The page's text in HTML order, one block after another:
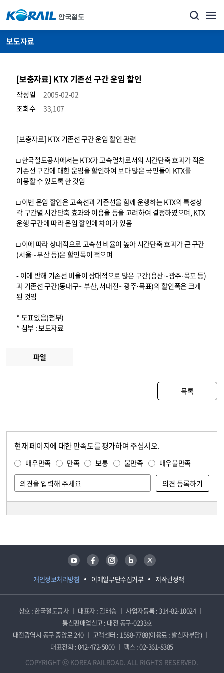
보도자료
[보충자료] KTX 기존선 구간 운임 할인
작성일
2005-02-02
조회수
33,107
뉴스·홍보_보도자료 상세보기 – 내용, 파일, 담당자 연락처로 구성
[보충자료] KTX 기존선 구간 운임 할인 관련
□ 한국철도공사에서는 KTX가 고속열차로서의 시간단축 효과가 적은
기존선 구간에 대한 운임을 할인하여 보다 많은 국민들이 KTX를
이용할 수 있도록 한 것임
□ 이번 운임 할인은 고속선과 기존선을 함께 운행하는 KTX의 특성상
각 구간별 시간단축 효과와 이용율 등을 고려하여 결정하였으며, KTX
운행 구간에 따라 운임 할인에 차이가 있음
□ 이에 따라 상대적으로 고속선 비율이 높아 시간단축 효과가 큰 구간
(서울∼부산 등)은 할인폭이 적으며
- 이에 반해 기존선 비율이 상대적으로 많은 구간(용산∼광주·목포 등)
과 기존선 구간(동대구∼부산, 서대전∼광주·목표)의 할인폭은 크게
된 것임
* 도표있음(첨부)
* 첨부 : 보도자료
파일
목록
현재 페이지에 대한 만족도를 평가하여 주십시오.
매우만족 만족 보통 불만족 매우불만족
개인정보처리방침 이메일무단수집거부 저작권정책
유튜브 페이스북 인스타그램 블로그 트위터
상호 : 한국철도공사 대표자 : 김태승
사업자등록 : 314-82-10024
통신판매업신고 : 대전 동구-0233호
대전광역시 동구 중앙로 240
고객센터 : 1588-7788(이용료 : 발신자부담)
대표전화 : 042-472-5000
팩스 : 02-361-8385
COPYRIGHT ⓒ KOREA RAILROAD. ALL RIGHTS RESERVED.